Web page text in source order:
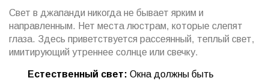
Свет в джапанди никогда не бывает ярким и
направленным. Нет места люстрам, которые слепят
глаза. Здесь приветствуется рассеянный, теплый свет,
имитирующий утреннее солнце или свечку.
Естественный свет: Окна должны быть